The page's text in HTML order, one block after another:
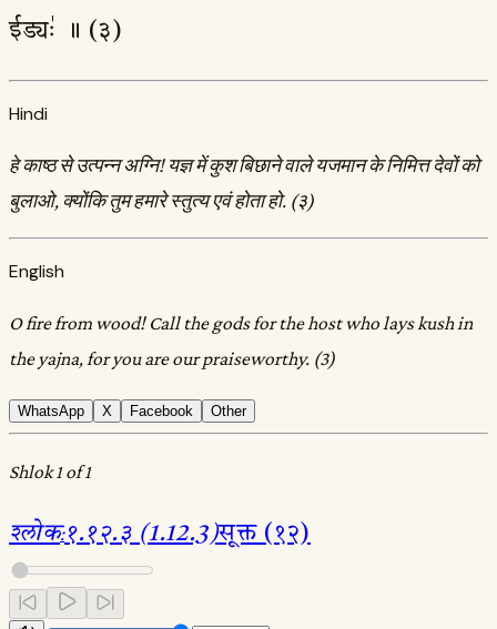
ईड्यः॑ ॥ (३)
Hindi
हे काष्ठ से उत्पन्न अग्नि! यज्ञ में कुश बिछाने वाले यजमान के निमित्त देवों को
बुलाओ, क्योंकि तुम हमारे स्तुत्य एवं होता हो. (३)
English
O fire from wood! Call the gods for the host who lays kush in
the yajna, for you are our praiseworthy. (3)
WhatsApp X Facebook Other
Shlok 1 of 1
श्लोक:१.१२.३ (1.12.3)सूक्त (१२)